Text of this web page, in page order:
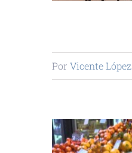
Por Vicente López